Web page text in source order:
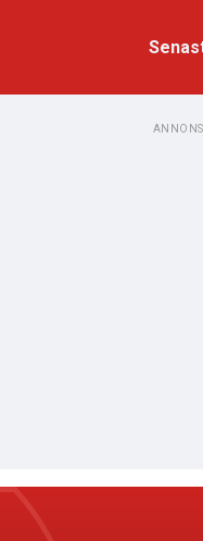
ANNONS